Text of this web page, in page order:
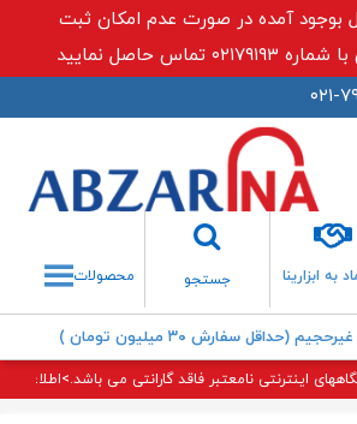
بوجود آمده در صورت عدم امکان ثبت
تماس حاصل نمایید
به ابزارینا
جستجو
جستجو محصولات
(حداقل سفارش ۳۰ میلیون تومان )
اینترنتی نامعتبر فاقد گارانتی می باشد.>اطلاعات